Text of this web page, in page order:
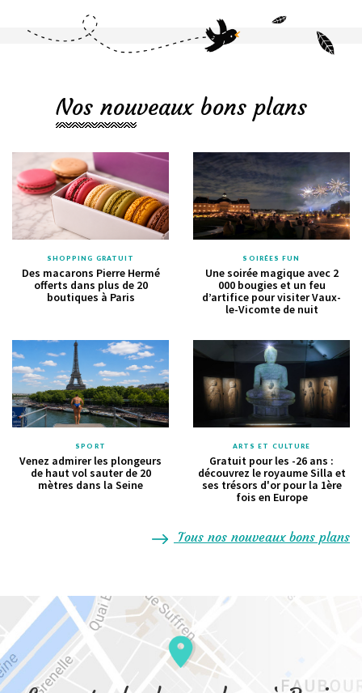
Nos nouveaux bons plans
SHOPPING GRATUIT
Des macarons Pierre Hermé
offerts dans plus de 20
boutiques à Paris
SOIRÉES FUN
Une soirée magique avec 2
000 bougies et un feu
d’artifice pour visiter Vaux-
le-Vicomte de nuit
SPORT
Venez admirer les plongeurs
de haut vol sauter de 20
mètres dans la Seine
ARTS ET CULTURE
Gratuit pour les -26 ans :
découvrez le royaume Silla et
ses trésors d'or pour la 1ère
fois en Europe
Tous nos nouveaux bons plans